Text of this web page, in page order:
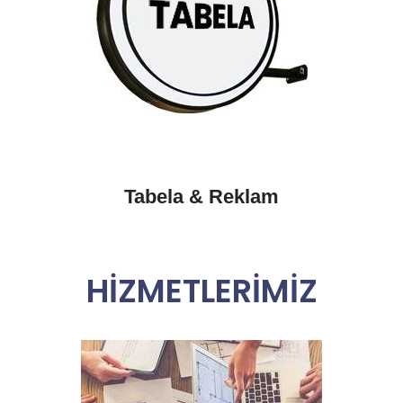
Tabela & Reklam
HİZMETLERİMİZ